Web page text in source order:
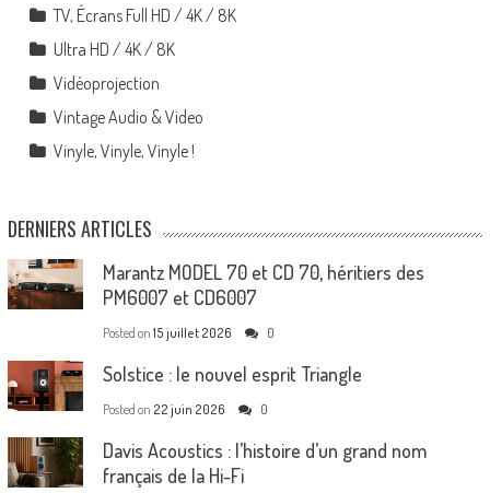
TV, Écrans Full HD / 4K / 8K
Ultra HD / 4K / 8K
Vidéoprojection
Vintage Audio & Video
Vinyle, Vinyle, Vinyle !
DERNIERS ARTICLES
Marantz MODEL 70 et CD 70, héritiers des
PM6007 et CD6007
Posted on 15 juillet 2026 0
Solstice : le nouvel esprit Triangle
Posted on 22 juin 2026 0
Davis Acoustics : l’histoire d’un grand nom
français de la Hi-Fi